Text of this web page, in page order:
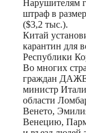
Нарушителям
штраф в
($3,2 тыс.).
Китай
карантин для
Республики
Во многих
граждан
министр
области
Венето,
Венецию,